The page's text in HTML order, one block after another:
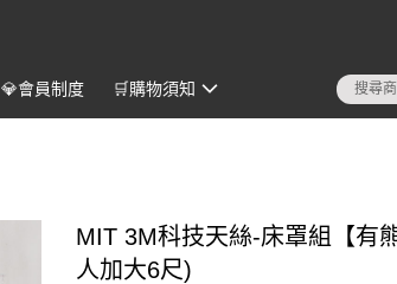
💎會員制度 🛒購物須知
MIT 3M科技天絲-床罩組【有
人加大6尺)